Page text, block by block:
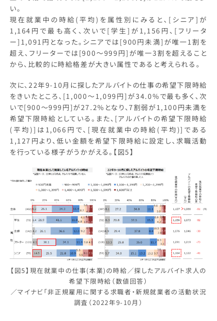
い。
現在就業中の時給(平均)を属性別にみると、[シニア]が
1,164円で最も高く、次いで[学生]が1,156円、[フリータ
ー]1,091円となった。シニアでは[900円未満]が唯一1割を
超え、フリーターでは[900～999円]が唯一3割を超えること
から、比較的に時給格差が大きい属性であると考えられる。
次に、22年9-10月に探したアルバイトの仕事の希望下限時給
をきいたところ、[1,000～1,099円]が34.0%で最も多く、次
いで[900～999円]が27.2%となり、7割弱が1,100円未満を
希望下限時給としている。また、[アルバイトの希望下限時給
(平均)]は1,066円で、[現在就業中の時給(平均)]である
1,127円より、低い金額を希望下限時給に設定し、求職活動
を行っている様子がうかがえる。【図5】
【図5】現在就業中の仕事(本業)の時給／探したアルバイト求人の
希望下限時給（数値回答）
／マイナビ「非正規雇用に関する求職者・新規就業者の活動状況
調査（2022年9-10月）